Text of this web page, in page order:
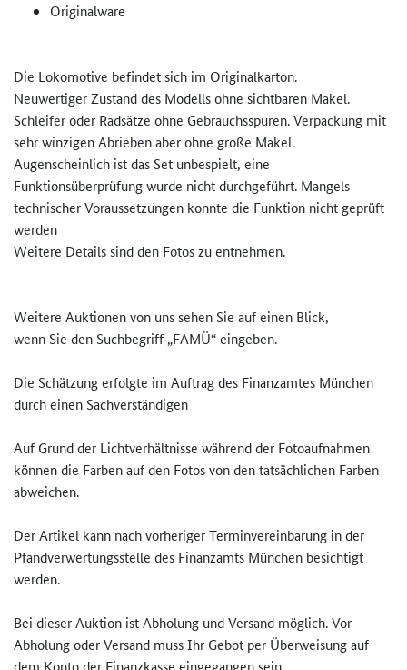
Originalware
Die Lokomotive befindet sich im Originalkarton.
Neuwertiger Zustand des Modells ohne sichtbaren Makel.
Schleifer oder Radsätze ohne Gebrauchsspuren. Verpackung mit
sehr winzigen Abrieben aber ohne große Makel.
Augenscheinlich ist das Set unbespielt, eine
Funktionsüberprüfung wurde nicht durchgeführt. Mangels
technischer Voraussetzungen konnte die Funktion nicht geprüft
werden
Weitere Details sind den Fotos zu entnehmen.
Weitere Auktionen von uns sehen Sie auf einen Blick,
wenn Sie den Suchbegriff „FAMÜ“ eingeben.
Die Schätzung erfolgte im Auftrag des Finanzamtes München
durch einen Sachverständigen
Auf Grund der Lichtverhältnisse während der Fotoaufnahmen
können die Farben auf den Fotos von den tatsächlichen Farben
abweichen.
Der Artikel kann nach vorheriger Terminvereinbarung in der
Pfandverwertungsstelle des Finanzamts München besichtigt
werden.
Bei dieser Auktion ist Abholung und Versand möglich. Vor
Abholung oder Versand muss Ihr Gebot per Überweisung auf
dem Konto der Finanzkasse eingegangen sein.